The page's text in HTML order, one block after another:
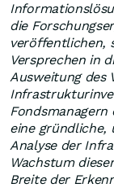
die
veröffentlichen,
Versprechen in
Ausweitung des
eine gründliche,
Analyse der
Wachstum
Breite der